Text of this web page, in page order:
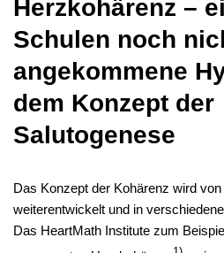
Herzkohärenz –
Schulen noch
angekommene
dem Konzept der
Salutogenese
Das Konzept der Kohärenz wird
weiterentwickelt und in
Das HeartMath Institute zum